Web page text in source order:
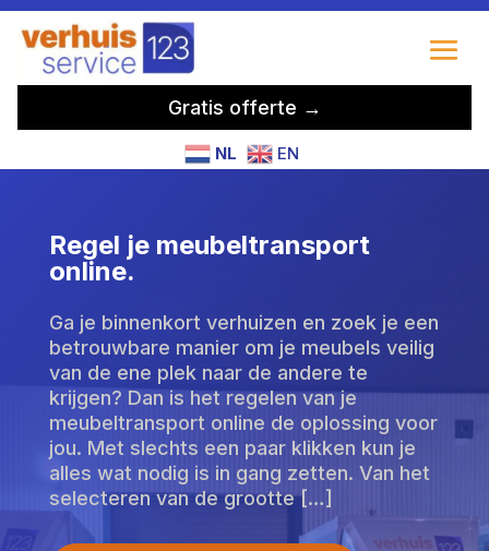
Gratis offerte →
NL EN
Regel je meubeltransport
online.
Ga je binnenkort verhuizen en zoek je een
betrouwbare manier om je meubels veilig
van de ene plek naar de andere te
krijgen? Dan is het regelen van je
meubeltransport online de oplossing voor
jou. Met slechts een paar klikken kun je
alles wat nodig is in gang zetten. Van het
selecteren van de grootte […]